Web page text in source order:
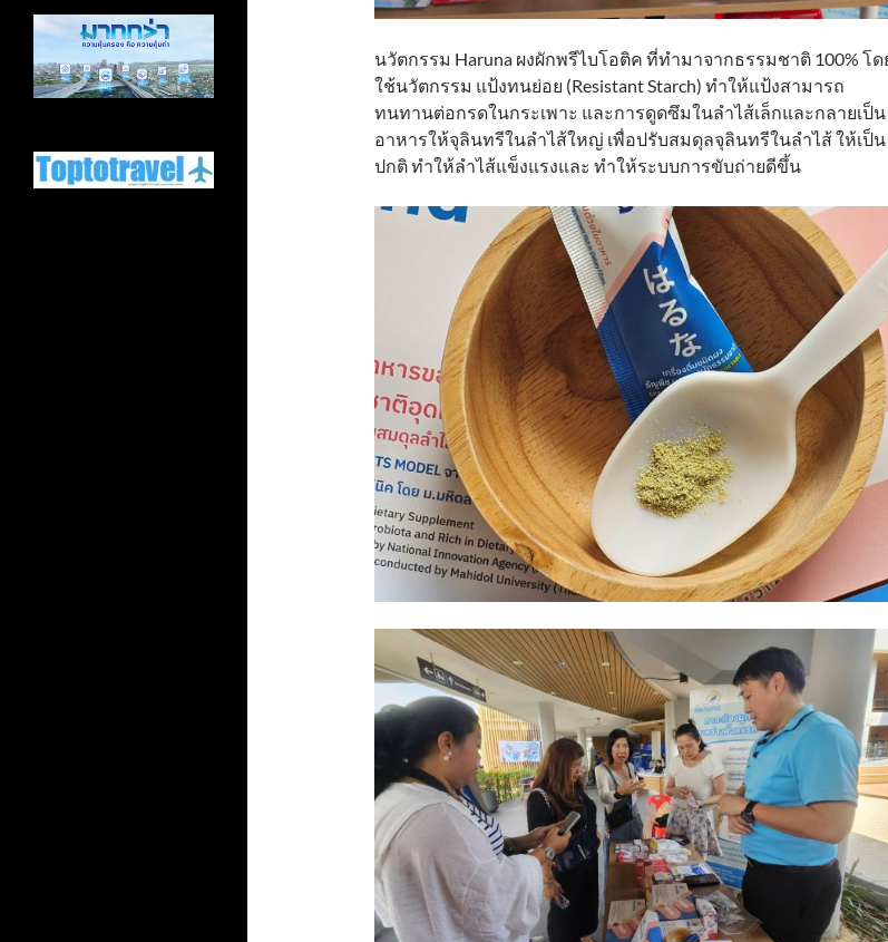
นวัตกรรม Haruna ผงผักพรีไบโอติค ที่ทำมาจากธรรมชาติ 100% โด
ใช้นวัตกรรม แป้งทนย่อย (Resistant Starch) ทำให้แป้งสามารถ
ทนทานต่อกรดในกระเพาะ และการดูดซึมในลำไส้เล็กและกลายเป็น
อาหารให้จุลินทรีในลำไส้ใหญ่ เพื่อปรับสมดุลจุลินทรีในลำไส้ ให้เป็น
ปกติ ทำให้ลำไส้แข็งแรงและ ทำให้ระบบการขับถ่ายดีขึ้น